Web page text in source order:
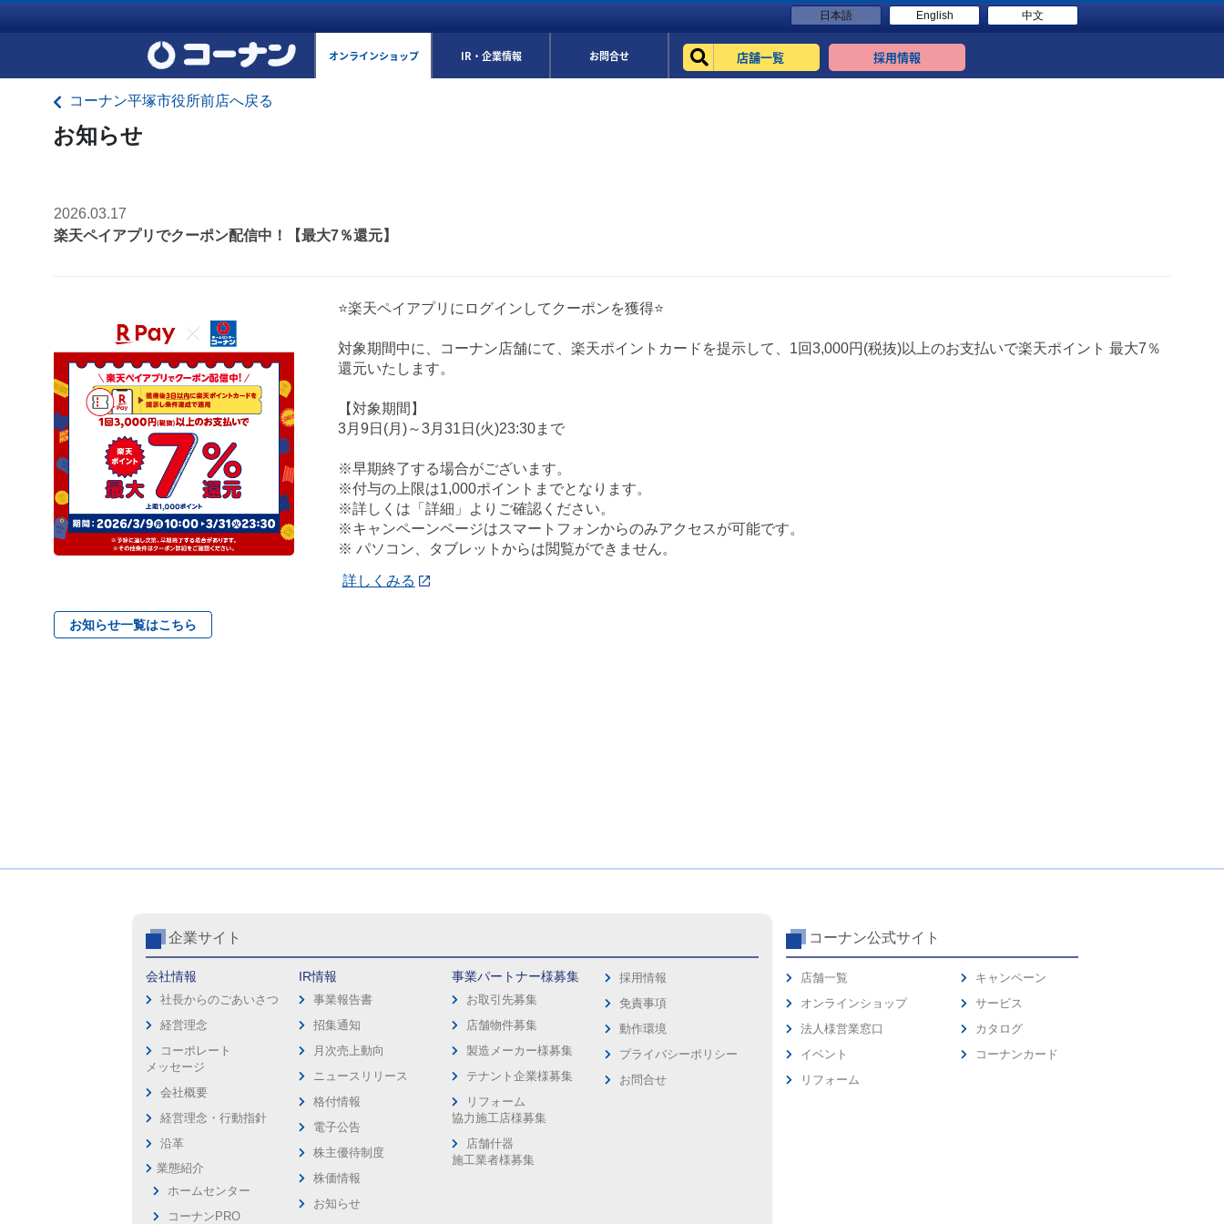
日本語 English 中文
オンラインショップ IR・企業情報 お問合せ 店舗一覧 採用情報
コーナン平塚市役所前店へ戻る
お知らせ
2026.03.17
楽天ペイアプリでクーポン配信中！【最大7％還元】
⭐楽天ペイアプリにログインしてクーポンを獲得⭐
対象期間中に、コーナン店舗にて、楽天ポイントカードを提示して、1回3,000円(税抜)以上のお支払いで楽天ポイント 最大7％
還元いたします。
【対象期間】
3月9日(月)～3月31日(火)23:30まで
※早期終了する場合がございます。
※付与の上限は1,000ポイントまでとなります。
※詳しくは「詳細」よりご確認ください。
※キャンペーンページはスマートフォンからのみアクセスが可能です。
※ パソコン、タブレットからは閲覧ができません。
詳しくみる
お知らせ一覧はこちら
企業サイト
会社情報
社長からのごあいさつ
経営理念
コーポレート
メッセージ
会社概要
経営理念・行動指針
沿革
業態紹介
ホームセンター
コーナンPRO
IR情報
事業報告書
招集通知
月次売上動向
ニュースリリース
格付情報
電子公告
株主優待制度
株価情報
お知らせ
事業パートナー様募集
お取引先募集
店舗物件募集
製造メーカー様募集
テナント企業様募集
リフォーム
協力施工店様募集
店舗什器
施工業者様募集
採用情報
免責事項
動作環境
プライバシーポリシー
お問合せ
コーナン公式サイト
店舗一覧
オンラインショップ
法人様営業窓口
イベント
リフォーム
キャンペーン
サービス
カタログ
コーナンカード